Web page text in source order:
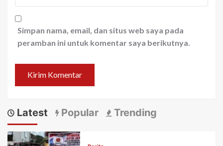
Simpan nama, email, dan situs web saya pada
peramban ini untuk komentar saya berikutnya.
Latest Popular Trending